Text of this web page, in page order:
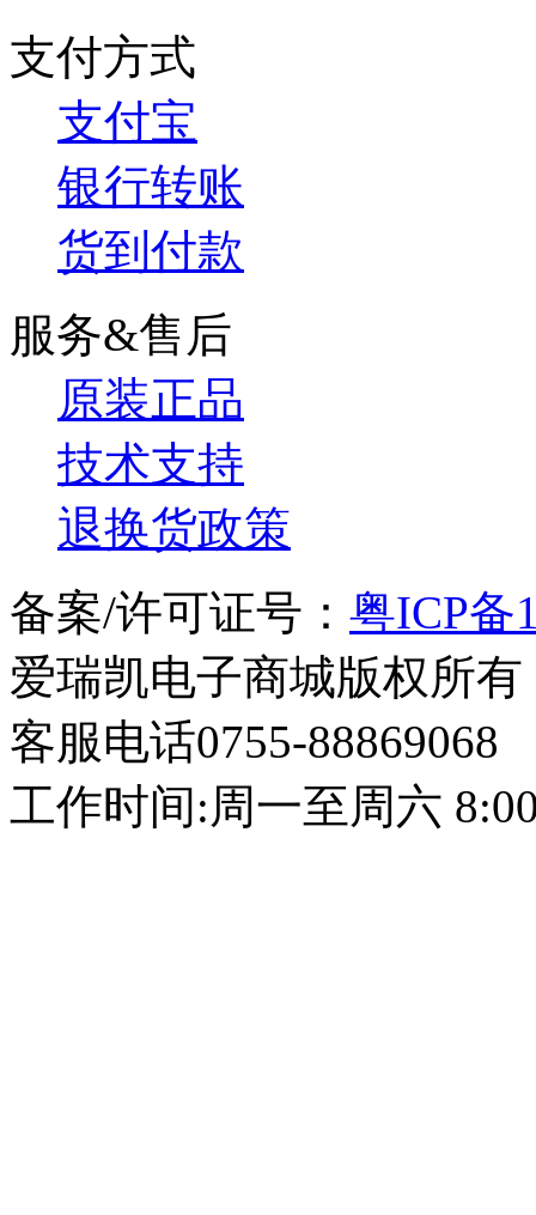
支付方式
支付宝
银行转账
货到付款
服务&售后
原装正品
技术支持
退换货政策
备案/许可证号： 粤ICP备
爱瑞凯电子商城版权所
客服电话0755-88869068
工作时间:周一至周六